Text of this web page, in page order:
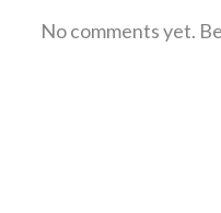
No comments yet.